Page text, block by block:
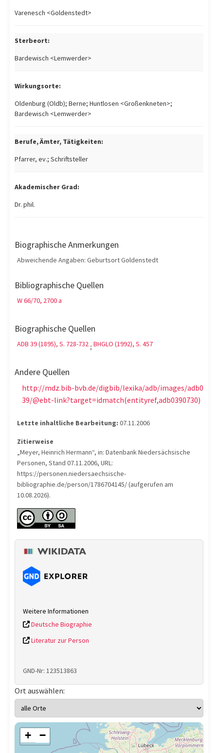
Varenesch <Goldenstedt>
Sterbeort:
Bardewisch <Lemwerder>
Wirkungsorte:
Oldenburg (Oldb); Berne; Huntlosen <Großenkneten>;
Bardewisch <Lemwerder>
Berufe, Ämter, Tätigkeiten:
Pfarrer, ev.; Schriftsteller
Akademischer Grad:
Dr. phil.
Biographische Anmerkungen
Abweichende Angaben: Geburtsort Goldenstedt
Bibliographische Quellen
W 66/70, 2700 a
Biographische Quellen
ADB 39 (1895), S. 728-732 ; BHGLO (1992), S. 457
Andere Quellen
http://mdz.bib-bvb.de/digbib/lexika/adb/images/adb0
39/@ebt-link?target=idmatch(entityref,adb0390730)
Letzte inhaltliche Bearbeitung: 07.11.2006
Zitierweise
„Meyer, Heinrich Hermann“, in: Datenbank Niedersächsische
Personen, Stand 07.11.2006, URL:
https://personen.niedersaechsische-
bibliographie.de/person/1786704145/ (aufgerufen am
10.08.2026).
Weitere Informationen
Deutsche Biographie
Literatur zur Person
GND-Nr: 123513863
Ort auswählen:
+ −